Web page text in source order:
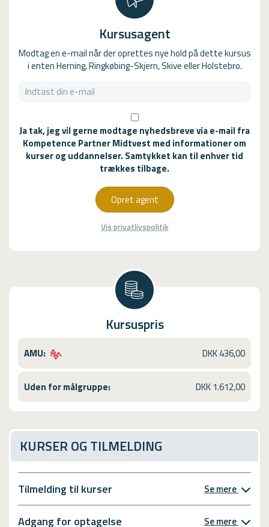
Kursusagent
Modtag en e-mail når der oprettes nye hold på dette kursus
i enten Herning, Ringkøbing-Skjern, Skive eller Holstebro.
Ja tak, jeg vil gerne modtage nyhedsbreve via e-mail fra
Kompetence Partner Midtvest med informationer om
kurser og uddannelser. Samtykket kan til enhver tid
trækkes tilbage.
Opret agent
Vis privatlivspolitik
Kursuspris
AMU: DKK 436,00
Uden for målgruppe: DKK 1.612,00
KURSER OG TILMELDING
Tilmelding til kurser Se mere
Adgang for optagelse Se mere